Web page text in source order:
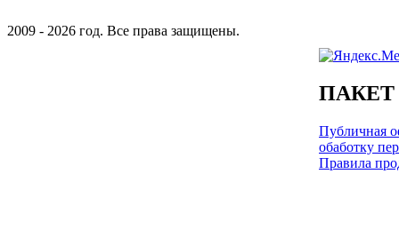
2009 - 2026 год. Все права защищены.
Публичная
обаботку
Правила